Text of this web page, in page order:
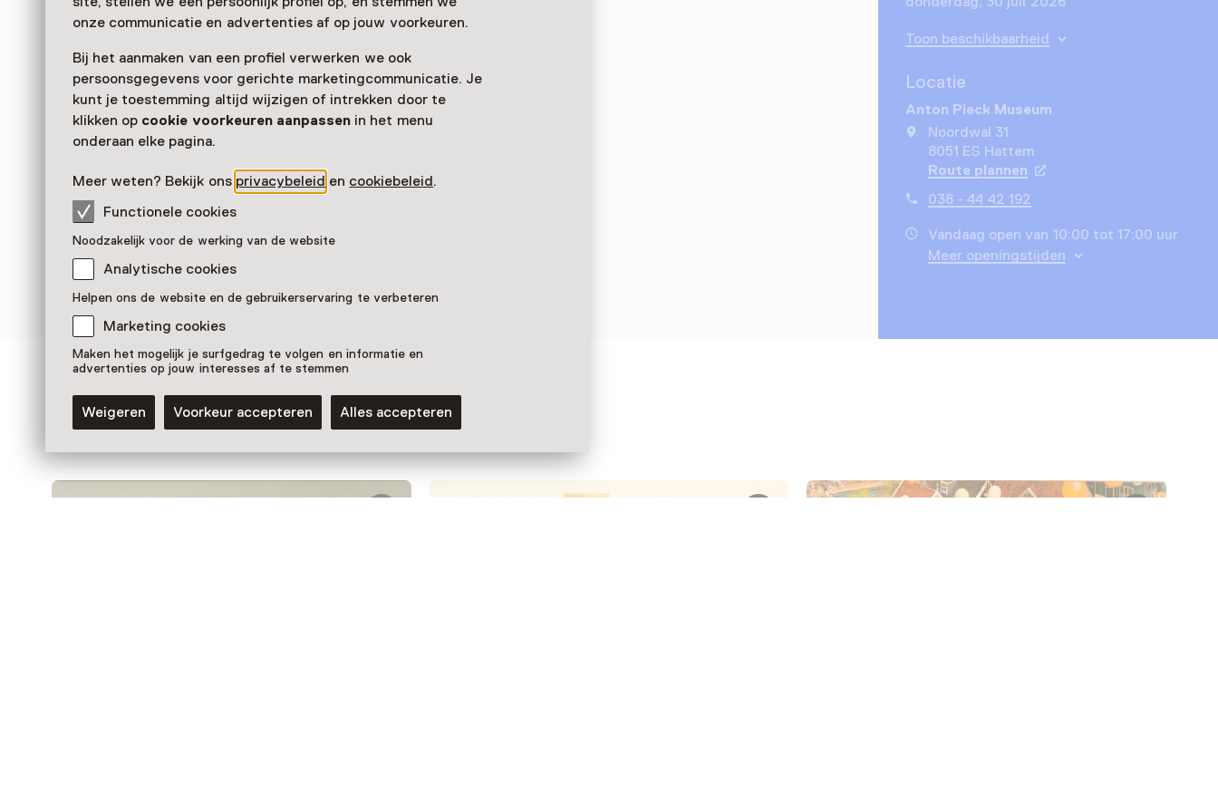
onze communicatie en advertenties af op jouw voorkeuren.
Bij het aanmaken van een profiel verwerken we ook
persoonsgegevens voor gerichte marketingcommunicatie. Je
kunt je toestemming altijd wijzigen of intrekken door te
klikken op cookie voorkeuren aanpassenin het menu
onderaan elke pagina.
Meer weten? Bekijk ons privacybeleid en cookiebeleid.
Functionele cookies
Noodzakelijk voor de werking van de website
Analytische cookies
Helpen ons de website en de gebruikerservaring te verbeteren
Marketing cookies
Maken het mogelijk je surfgedrag te volgen en informatie en
advertenties op jouw interesses af te stemmen
Weigeren Voorkeur accepteren Alles accepteren
Verder lezen
Toon beschikbaarheid
Locatie
Anton Pieck Museum
Noordwal 31
8051 ES Hattem
Route plannen Opent in een nieuw tabblad
038 - 44 42 192
Vandaag open van 10:00 tot 17:00 uur
Meer openingstijden
Zien & doen in Anton Pieck
Museum